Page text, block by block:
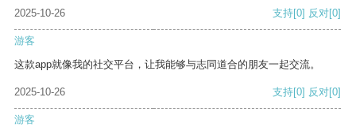
2025-10-26 支持[0] 反对[0]
游客
这款app就像我的社交平台，让我能够与志同道合的朋友一起交流。
2025-10-26 支持[0] 反对[0]
游客